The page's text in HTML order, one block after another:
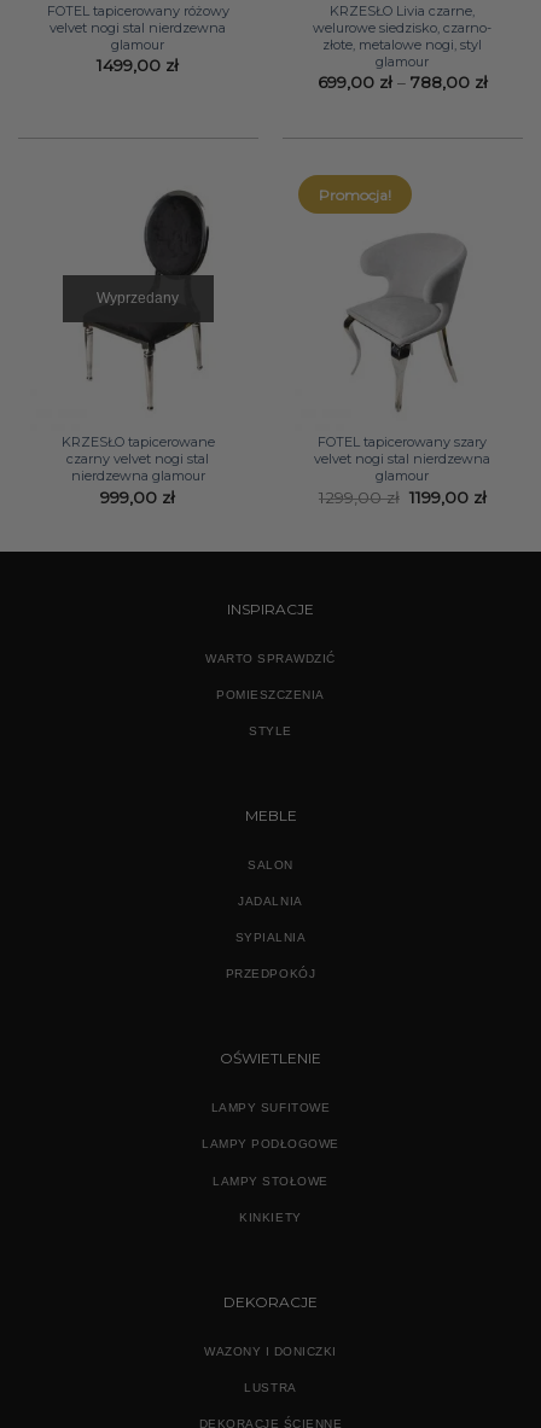
FOTEL tapicerowany różowy
velvet nogi stal nierdzewna
glamour
1499,00 zł
KRZESŁO Livia czarne,
welurowe siedzisko, czarno-
złote, metalowe nogi, styl
glamour
699,00 zł – 788,00 złZakres
do
Wyprzedany
KRZESŁO tapicerowane
czarny velvet nogi stal
nierdzewna glamour
999,00 zł
Promocja!
FOTEL tapicerowany szary
velvet nogi stal nierdzewna
glamour
1299,00zł Pierwotna
cena
1199,00 zł
INSPIRACJE
WARTO SPRAWDZIĆ
POMIESZCZENIA
STYLE
MEBLE
SALON
JADALNIA
SYPIALNIA
PRZEDPOKÓJ
OŚWIETLENIE
LAMPY SUFITOWE
LAMPY PODŁOGOWE
LAMPY STOŁOWE
KINKIETY
DEKORACJE
WAZONY I DONICZKI
LUSTRA
DEKORACJE ŚCIENNE